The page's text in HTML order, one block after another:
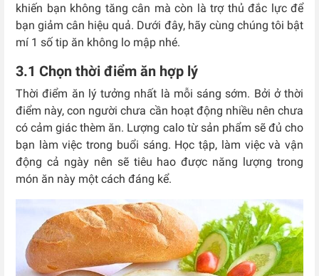
khiến bạn không tăng cân mà còn là trợ thủ đắc lực để
bạn giảm cân hiệu quả. Dưới đây, hãy cùng chúng tôi bật
mí 1 số tip ăn không lo mập nhé.
3.1 Chọn thời điểm ăn hợp lý
Thời điểm ăn lý tưởng nhất là mỗi sáng sớm. Bởi ở thời
điểm này, con người chưa cần hoạt động nhiều nên chưa
có cảm giác thèm ăn. Lượng calo từ sản phẩm sẽ đủ cho
bạn làm việc trong buổi sáng. Học tập, làm việc và vận
động cả ngày nên sẽ tiêu hao được năng lượng trong
món ăn này một cách đáng kể.